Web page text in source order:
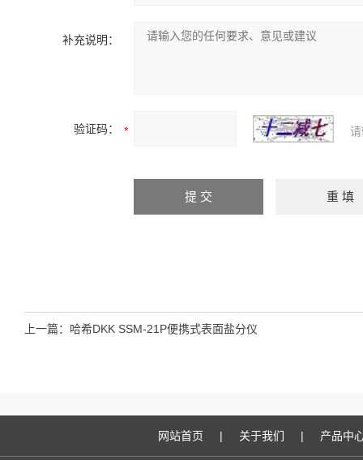
补充说明：
验证码：
上一篇： 哈希DKK SSM-21P便携式表面盐分仪
网站首页 | 关于我们 | 产品中